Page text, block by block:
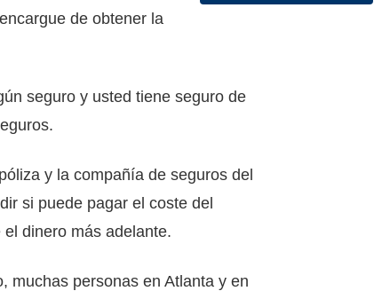
de obtener la
seguro y usted tiene seguro de
y la compañía de seguros del
si puede pagar el coste del
dinero más adelante.
muchas personas en Atlanta y en